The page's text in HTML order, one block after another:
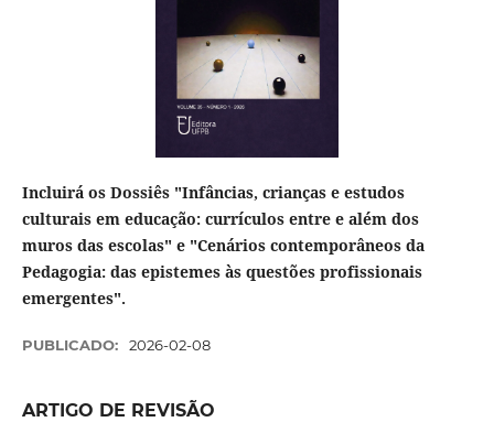
Incluirá os Dossiês "Infâncias, crianças e estudos
culturais em educação: currículos entre e além dos
muros das escolas" e "Cenários contemporâneos da
Pedagogia: das epistemes às questões profissionais
emergentes".
PUBLICADO: 2026-02-08
ARTIGO DE REVISÃO